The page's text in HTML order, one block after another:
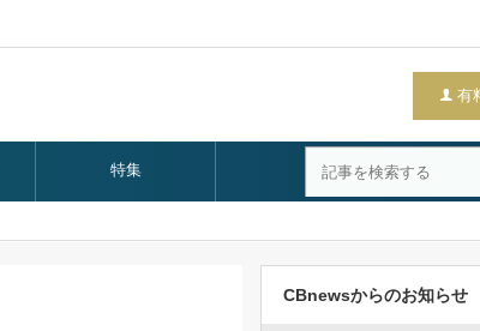
有
特集
CBnewsからのお知らせ